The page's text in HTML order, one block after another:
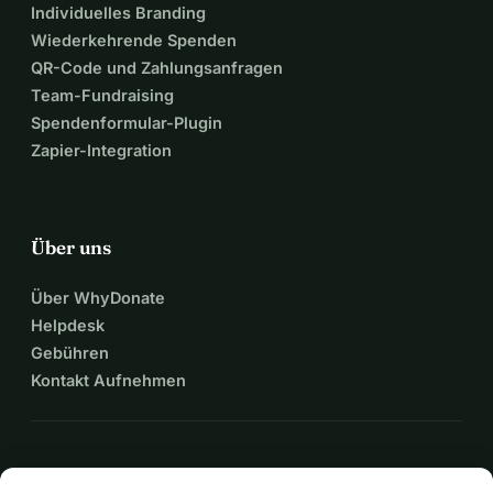
-Nina, eine Tochter, die versucht, zu verhindern, dass
meine Familie auseinanderfällt.
Individuelles Branding
Wiederkehrende Spenden
QR-Code und Zahlungsanfragen
Team-Fundraising
Spendenformular-Plugin
Zapier-Integration
Über uns
Über WhyDonate
Helpdesk
Gebühren
Kontakt Aufnehmen